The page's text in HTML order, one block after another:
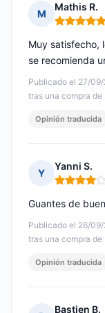
M
Mathis R.
Nota: 5 de
Publicado el 27/
tras una compra
Muy satisfecho,
se recomienda
Opinión traducida
Y
Yanni S.
Nota: 4 de
Publicado el 26/
tras una compra
Guantes de
Opinión traducida
Bastien B.